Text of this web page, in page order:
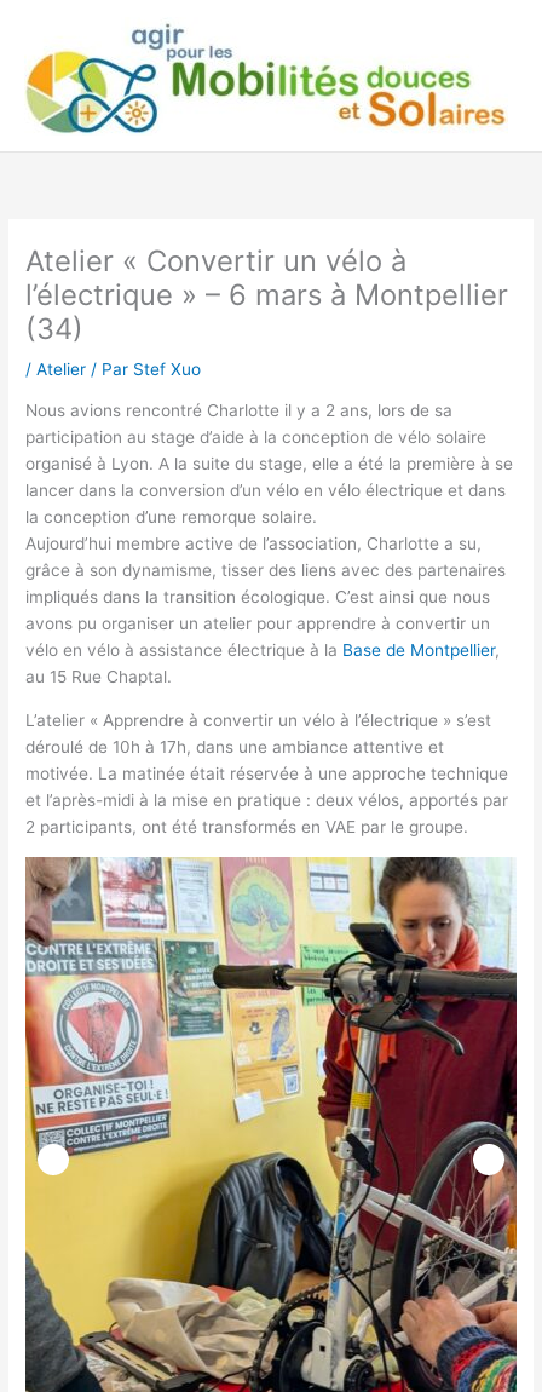
contenu
Atelier « Convertir un vélo à
l’électrique » – 6 mars à Montpellier
(34)
/Atelier / Par Stef Xuo
Nous avions rencontré Charlotte il y a 2 ans, lors de sa
participation au stage d’aide à la conception de vélo solaire
organisé à Lyon. A la suite du stage, elle a été la première à se
lancer dans la conversion d’un vélo en vélo électrique et dans
la conception d’une remorque solaire.
Aujourd’hui membre active de l’association, Charlotte a su,
grâce à son dynamisme, tisser des liens avec des partenaires
impliqués dans la transition écologique. C’est ainsi que nous
avons pu organiser un atelier pour apprendre à convertir un
vélo en vélo à assistance électrique à la Base de Montpellier,
au 15 Rue Chaptal.
L’atelier « Apprendre à convertir un vélo à l’électrique » s’est
déroulé de 10h à 17h, dans une ambiance attentive et
motivée. La matinée était réservée à une approche technique
et l’après-midi à la mise en pratique : deux vélos, apportés par
2 participants, ont été transformés en VAE par le groupe.